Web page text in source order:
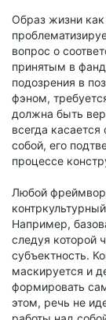
Образ жизни
вопрос о
принятым в
подозрения в
фэном,
должна быть
всегда касается
собой, его
процессе
Любой
Например,
следуя которой
субъектность.
маскируется и
формировать
этом, речь не